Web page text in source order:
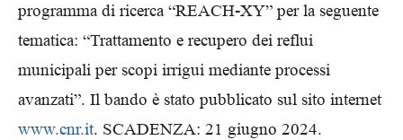
programma di ricerca “REACH-XY” per la seguente
tematica: “Trattamento e recupero dei reflui
municipali per scopi irrigui mediante processi
avanzati”. Il bando è stato pubblicato sul sito internet
www.cnr.it. SCADENZA: 21 giugno 2024.